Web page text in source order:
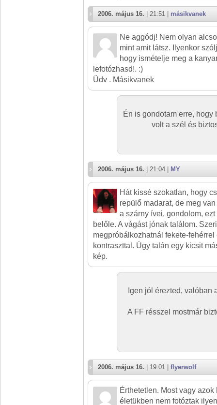
2006. május 16. | 21:51 | másikvanek
Ne aggódj! Nem olyan
mint amit látsz. Ilyenkor
hogy ismételje meg a
lefotózhasd!. :)
Üdv . Másikvanek
Én is gondotam erre,
volt a szél és
2006. május 16. | 21:04 | MY
Hát kissé szokatlan, hogy
repülő madarat, de meg
a szárny ívei, gondolom,
belőle. A vágást jónak találom.
megpróbálkozhatnál fekete-
kontraszttal. Úgy talán egy kicsit
kép.
Igen jól érezted, valóban
A FF résszel mostmár
2006. május 16. | 19:01 | flyerwolf
Érthetetlen. Most vagy
életükben nem fotóztak